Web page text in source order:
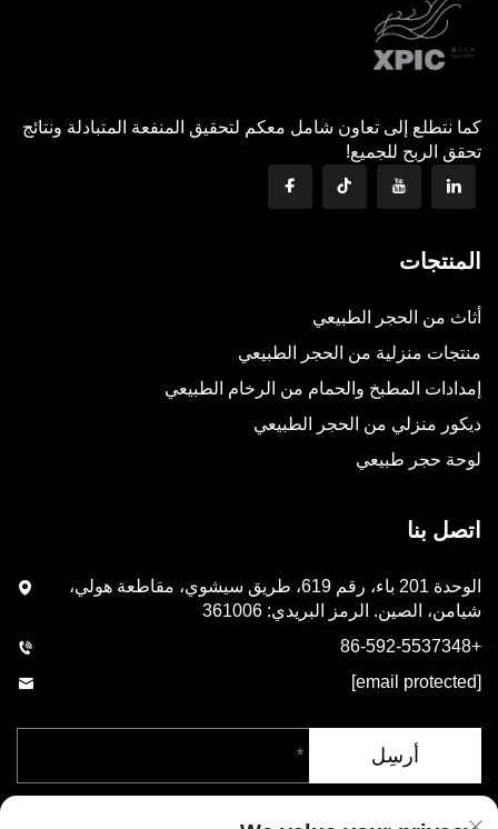
كما نتطلع إلى تعاون شامل معكم لتحقيق المنفعة المتبادلة ونتائج
تحقق الربح للجميع!
المنتجات
أثاث من الحجر الطبيعي
منتجات منزلية من الحجر الطبيعي
إمدادات المطبخ والحمام من الرخام الطبيعي
ديكور منزلي من الحجر الطبيعي
لوحة حجر طبيعي
اتصل بنا
الوحدة 201 باء، رقم 619، طريق سيشوي، مقاطعة هولي،
شيامن، الصين. الرمز البريدي: 361006
+86-592-5537348
[email protected]
أرسِل